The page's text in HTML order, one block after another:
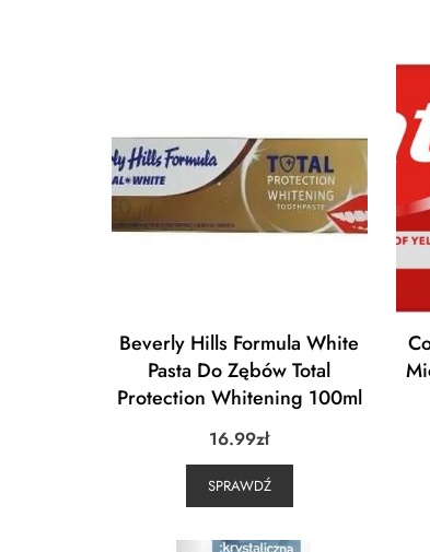
Beverly Hills Formula White
Pasta Do Zębów Total
Protection Whitening 100ml
16.99zł
SPRAWDŹ